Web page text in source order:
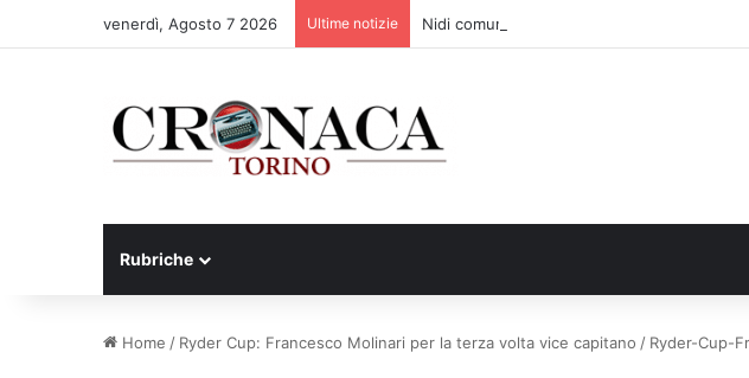
venerdì, Agosto 7 2026 Ultime notizie Nidi comunali: dalla Regione 1,5 milioni di
Rubriche
Home / Ryder Cup: Francesco Molinari per la terza volta vice capitano / Ryder-Cup-